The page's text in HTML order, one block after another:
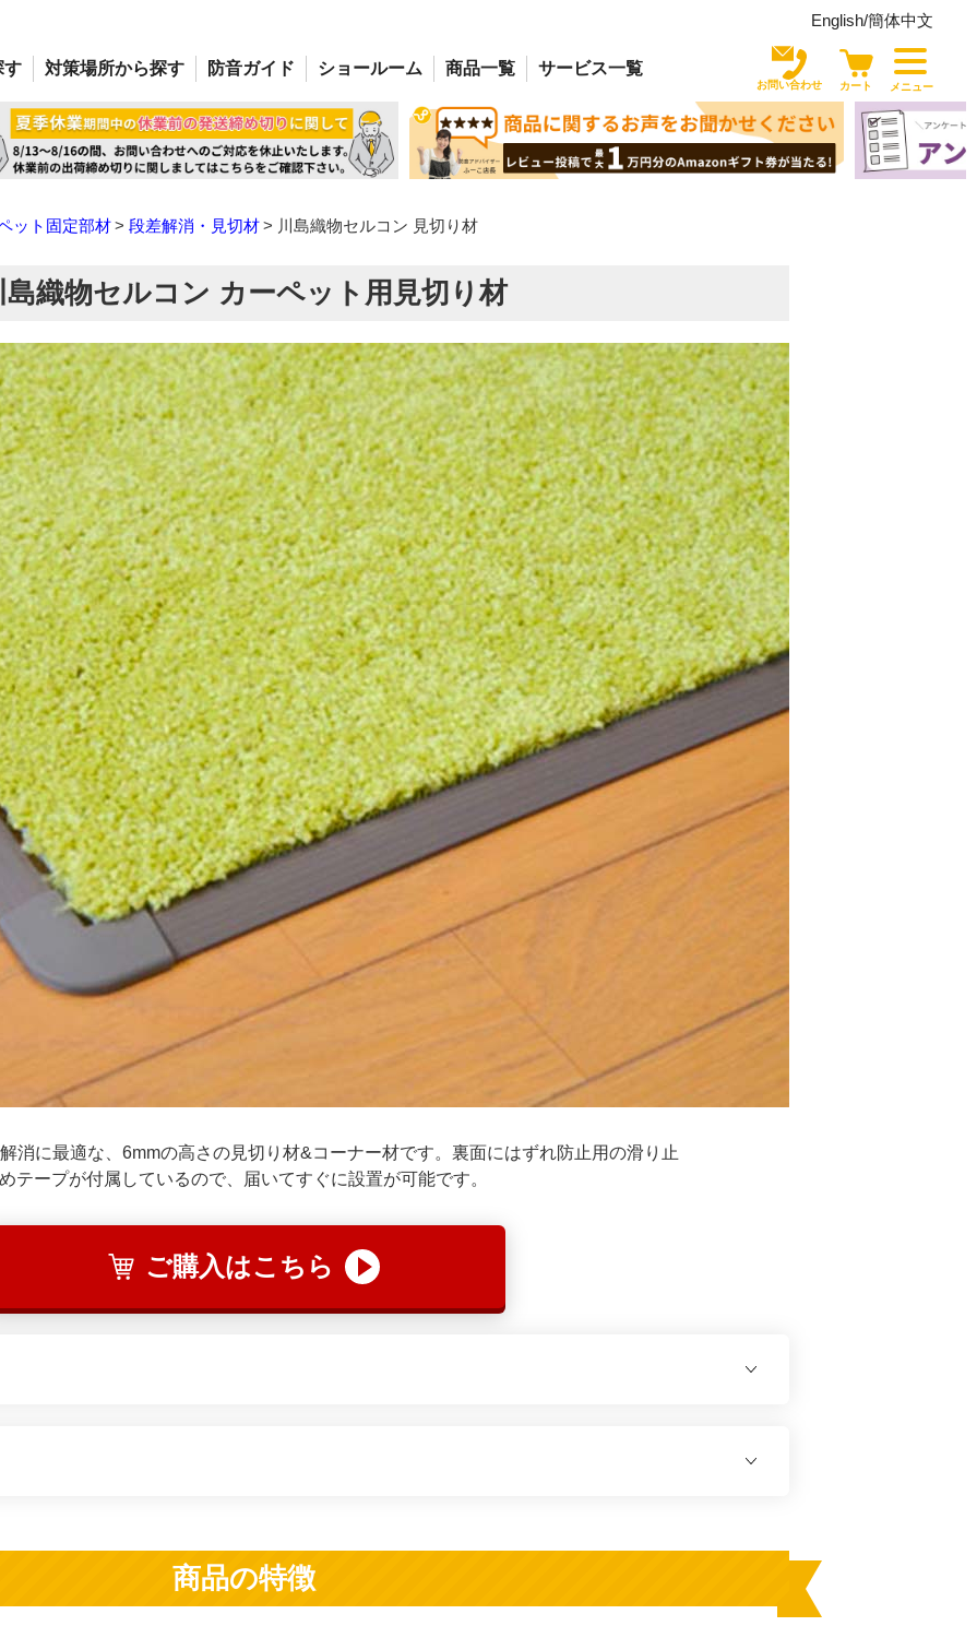
English/簡体中文
す 対策場所から探す 防音ガイド ショールーム 商品一覧 サービス一覧
お問い合わせ カート メニュー
ット固定部材 段差解消・見切材 川島織物セルコン 見切り材
島織物セルコン カーペット用見切り材
消に最適な、6mmの高さの見切り材&コーナー材です。裏面にはずれ防止用の滑り止
めテープが付属しているので、届いてすぐに設置が可能です。
ご購入はこちら
商品の特徴